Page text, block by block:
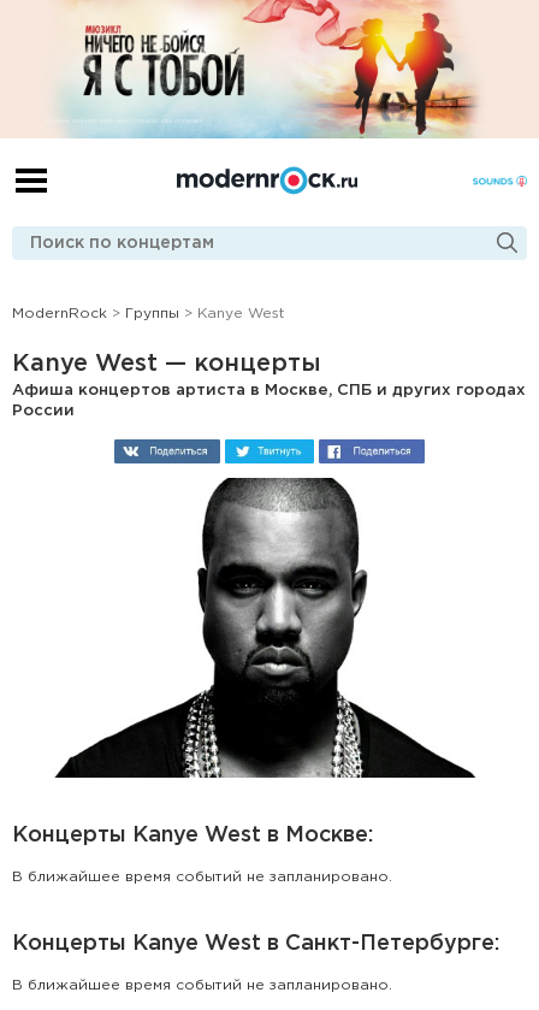
ModernRock > Группы > Kanye West
Kanye West — концерты
Афиша концертов артиста в Москве, СПБ и других городах
России
Концерты Kanye West в Москве:
В ближайшее время событий не запланировано.
Концерты Kanye West в Санкт-Петербурге:
В ближайшее время событий не запланировано.